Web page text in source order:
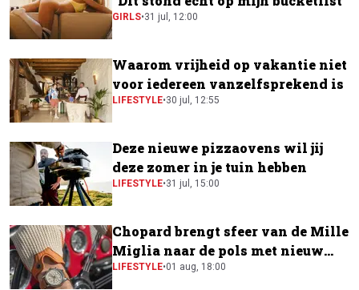
GIRLS•31 jul, 12:00
Waarom vrijheid op vakantie niet
voor iedereen vanzelfsprekend is
LIFESTYLE•30 jul, 12:55
Deze nieuwe pizzaovens wil jij
deze zomer in je tuin hebben
LIFESTYLE•31 jul, 15:00
Chopard brengt sfeer van de Mille
Miglia naar de pols met nieuw
horloge
LIFESTYLE•01 aug, 18:00